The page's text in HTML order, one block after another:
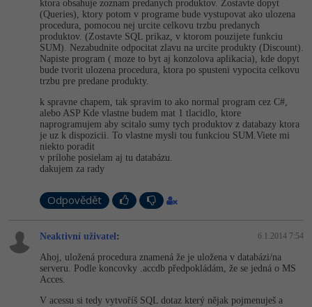
Spring
ASP.NET MVC
Django
Best practices
MySQL/MariaDB
MS-SQL
SQLite
Grafik / UX/UI návrhář
3D grafik
Projektový manažer
Databázový analytik
Copywriter
C -80%
VB.NET
Návrh SW -80%
Algoritmy -41%
Umělá inteligence (AI)
Více
ktora obsahuje zoznam predanych produktov. Zostavte dopyt
(Queries), ktory potom v programe bude vystupovat ako ulozena
procedura, pomocou nej urcite celkovu trzbu predanych
produktov. (Zostavte SQL prikaz, v ktorom pouzijete funkciu
SUM). Nezabudnite odpocitat zlavu na urcite produkty (Discount).
Napiste program ( moze to byt aj konzolova aplikacia), kde dopyt
bude tvorit ulozena procedura, ktora po spusteni vypocita celkovu
trzbu pre predane produkty.
k spravne chapem, tak spravim to ako normal program cez C#,
alebo ASP Kde vlastne budem mat 1 tlacidlo, ktore
naprogramujem aby scitalo sumy tych produktov z databazy ktora
je uz k dispozicii. To vlastne mysli tou funkciou SUM.Viete mi
niekto poradit
v prílohe posielam aj tu databázu.
dakujem za rady
Odpovědět
Neaktivní uživatel: 6.1.2014 7:54
Ahoj, uložená procedura znamená že je uložena v databázi/na
serveru. Podle koncovky .accdb předpokládám, že se jedná o MS
Acces.
V acessu si tedy vytvoříš SQL dotaz který nějak pojmenuješ a